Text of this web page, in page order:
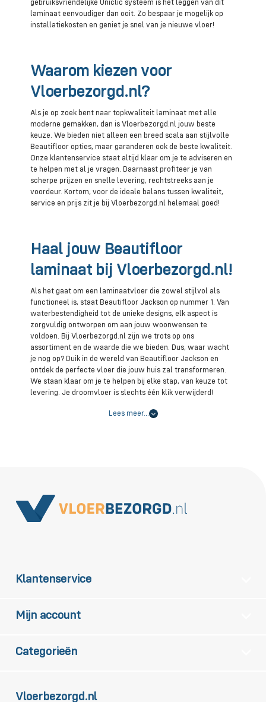
gebruiksvriendelijke Uniclic systeem is het leggen van dit
laminaat eenvoudiger dan ooit. Zo bespaar je mogelijk op
installatiekosten en geniet je snel van je nieuwe vloer!
Waarom kiezen voor
Vloerbezorgd.nl?
Als je op zoek bent naar topkwaliteit laminaat met alle
moderne gemakken, dan is Vloerbezorgd.nl jouw beste
keuze. We bieden niet alleen een breed scala aan stijlvolle
Beautifloor opties, maar garanderen ook de beste kwaliteit.
Onze klantenservice staat altijd klaar om je te adviseren en
te helpen met al je vragen. Daarnaast profiteer je van
scherpe prijzen en snelle levering, rechtstreeks aan je
voordeur. Kortom, voor de ideale balans tussen kwaliteit,
service en prijs zit je bij Vloerbezorgd.nl helemaal goed!
Haal jouw Beautifloor
laminaat bij Vloerbezorgd.nl!
Als het gaat om een laminaatvloer die zowel stijlvol als
functioneel is, staat Beautifloor Jackson op nummer 1. Van
waterbestendigheid tot de unieke designs, elk aspect is
zorgvuldig ontworpen om aan jouw woonwensen te
voldoen. Bij Vloerbezorgd.nl zijn we trots op ons
assortiment en de waarde die we bieden. Dus, waar wacht
je nog op? Duik in de wereld van Beautifloor Jackson en
ontdek de perfecte vloer die jouw huis zal transformeren.
We staan klaar om je te helpen bij elke stap, van keuze tot
levering. Je droomvloer is slechts één klik verwijderd!
Lees meer…
Vloerbezorgd.nl
Klantenservice
Mijn account
Categorieën